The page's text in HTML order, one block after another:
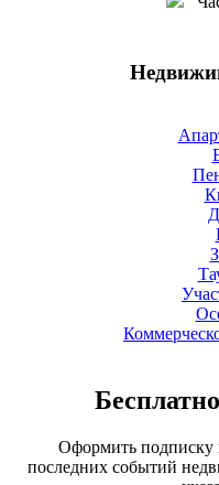
Оформить подписку
последних событий